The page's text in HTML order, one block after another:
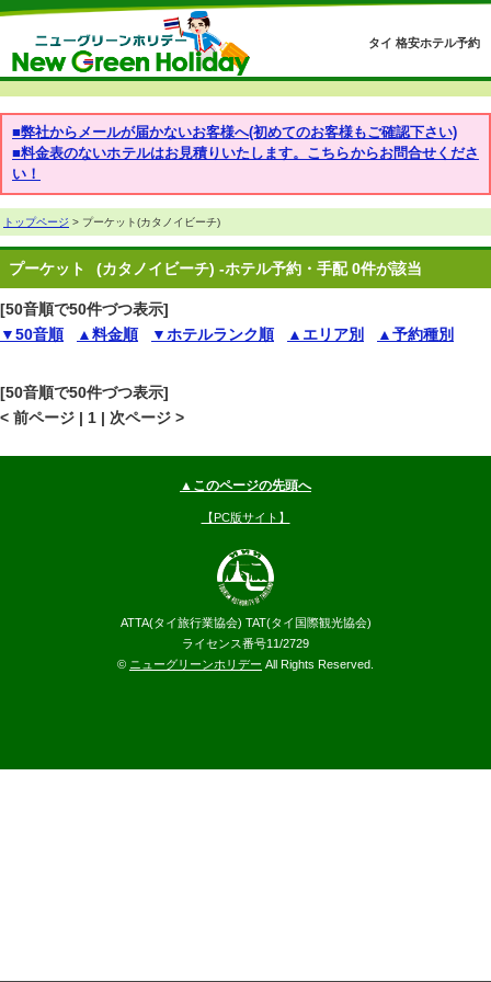
タイ 格安ホテル予約
■弊社からメールが届かないお客様へ(初めてのお客様もご確認下さい)
■料金表のないホテルはお見積りいたします。こちらからお問合せくださ
い！
トップページ > プーケット(カタノイビーチ)
プーケット (カタノイビーチ) -ホテル予約・手配 0件が該当
[50音順で50件づつ表示]
▼50音順
▲料金順 ▼ホテルランク順 ▲エリア別 ▲予約種別
[50音順で50件づつ表示]
< 前ページ | 1 | 次ページ >
▲このページの先頭へ
【PC版サイト】
ATTA(タイ旅行業協会) TAT(タイ国際観光協会)
ライセンス番号11/2729
© ニューグリーンホリデー All Rights Reserved.